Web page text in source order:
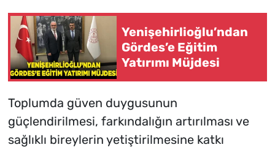
Yenişehirlioğlu’ndan
Gördes’e Eğitim
Yatırımı Müjdesi
Toplumda güven duygusunun
güçlendirilmesi, farkındalığın artırılması ve
sağlıklı bireylerin yetiştirilmesine katkı